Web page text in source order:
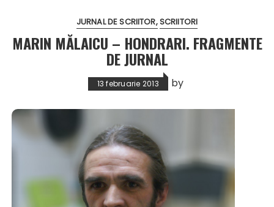
JURNAL DE SCRIITOR SCRIITORI
MARIN MĂLAICU – HONDRARI. FRAGMENTE
DE JURNAL
13 februarie 2013 by